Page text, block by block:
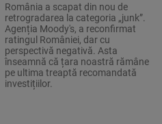
România a scapat din nou de
retrogradarea la categoria „junk”.
Agenția Moody's, a reconfirmat
ratingul României, dar cu
perspectivă negativă. Asta
înseamnă că țara noastră rămâne
pe ultima treaptă recomandată
investițiilor.